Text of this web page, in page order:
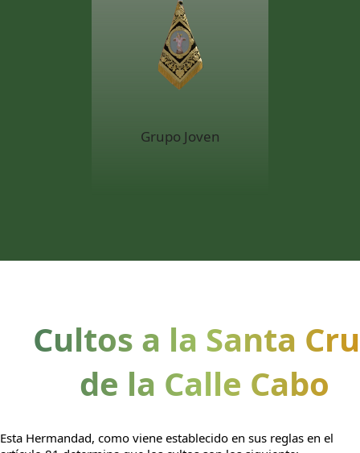
Grupo Joven
Cultos a la Santa
de la Calle Cabo
Esta Hermandad, como viene establecido en sus reglas en el